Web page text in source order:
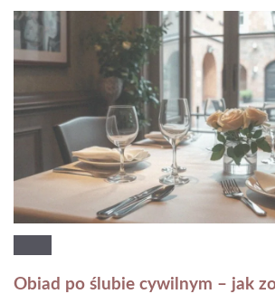
Obiad po ślubie cywilnym – jak